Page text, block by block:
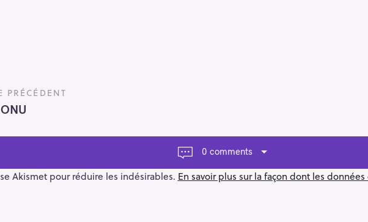
PRÉCÉDENT
0 comments
Akismet pour réduire les indésirables. En savoir plus sur la façon dont les